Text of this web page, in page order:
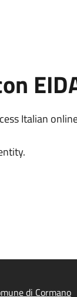
Italian
di Cormano